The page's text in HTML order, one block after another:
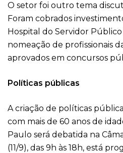
O setor foi outro tema
Foram cobrados
Hospital do Servidor
nomeação de profissionais
aprovados em concursos
Políticas públicas
A criação de políticas
com mais de 60 anos de
Paulo será debatida na
(11/9), das 9h às 18h, está